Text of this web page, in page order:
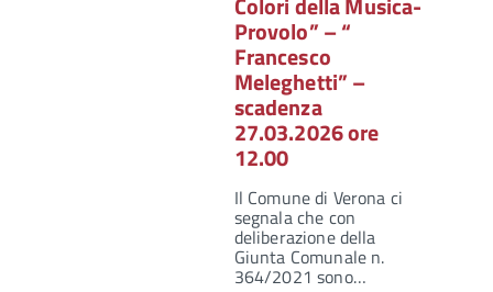
Provolo” – “
Francesco
Meleghetti” –
scadenza
27.03.2026 ore
12.00
Il Comune di Verona ci
segnala che con
deliberazione della
Giunta Comunale n.
364/2021 sono…